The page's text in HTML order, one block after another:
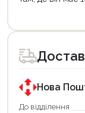
Нова
До відділення